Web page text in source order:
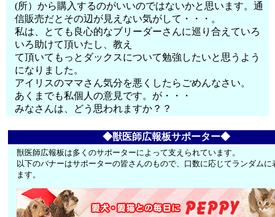
(所）から購入するのがいいのではないかと思います。通
信販売だとその辺が見えない気がして・・・。
私は、とても良心的なブリーダーさんに巡り合えていろ
いろ助けて頂いたし、教え
て頂いてもっとダックスについて勉強したいと思うよう
になりました。
アイリスのママさん気分を悪くしたらごめんなさい。
あくまでも私個人の意見です。が・・・
みなさんは、どう思われますか？？
◆獣医師広報板サポーター◆
獣医師広報板は多くのサポーターによって支えられています。
以下のバナーはサポーターの皆さんのもので、口数に応じてランダムに
ます。